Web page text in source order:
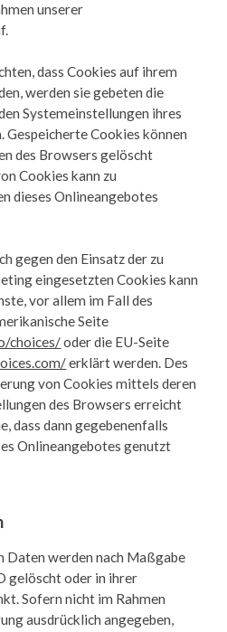
unserer
dass Cookies auf ihrem
werden sie gebeten die
Systemeinstellungen ihres
Gespeicherte Cookies können
des Browsers gelöscht
Cookies kann zu
dieses Onlineangebotes
gegen den Einsatz der zu
eingesetzten Cookies kann
vor allem im Fall des
Seite
choices/oder die EU-Seite
erklärt werden. Des
von Cookies mittels deren
des Browsers erreicht
dass dann gegebenenfalls
Onlineangebotes genutzt
Daten werden nach Maßgabe
gelöscht oder in ihrer
Sofern nicht im Rahmen
ausdrücklich angegeben,